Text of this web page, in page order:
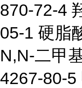
870-72-4
05-1 硬脂
N,N-二甲
4267-80-5